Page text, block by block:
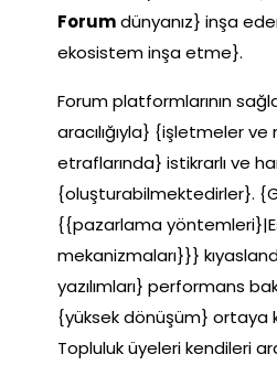
Forumdünyanız} inşa
ekosistem inşa etme}.
Forum platformlarının
aracılığıyla} {işletmeler
etraflarında} istikrarlı ve
{oluşturabilmektedirler}.
{{pazarlama
mekanizmaları}}}
yazılımları} performans
{yüksek dönüşüm} ortaya
Topluluk üyeleri kendileri